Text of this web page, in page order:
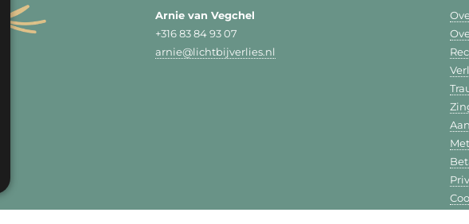
Arnie van Vegchel
+316 83 84 93 07
arnie@lichtbijverlies.nl